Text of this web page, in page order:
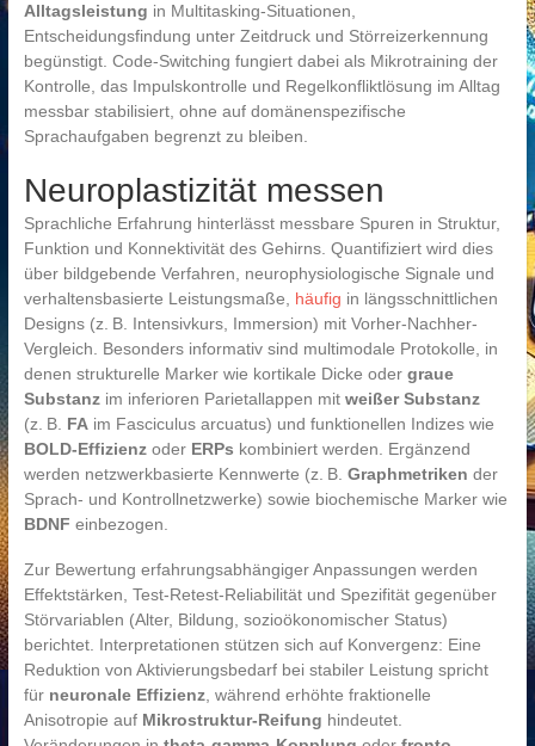
Alltagsleistung in Multitasking-Situationen,
Entscheidungsfindung unter Zeitdruck und Störreizerkennung
begünstigt. Code-Switching fungiert dabei als Mikrotraining der
Kontrolle, das Impulskontrolle und Regelkonfliktlösung im Alltag
messbar stabilisiert, ohne auf domänenspezifische
Sprachaufgaben begrenzt zu bleiben.
Neuroplastizität messen
Sprachliche Erfahrung hinterlässt messbare Spuren in Struktur,
Funktion und Konnektivität des Gehirns. Quantifiziert wird dies
über bildgebende Verfahren, neurophysiologische Signale und
verhaltensbasierte Leistungsmaße, häufig in längsschnittlichen
Designs (z. B. Intensivkurs, Immersion) mit Vorher-Nachher-
Vergleich. Besonders informativ sind multimodale Protokolle, in
denen strukturelle Marker wie kortikale Dicke oder graue
Substanzim inferioren Parietallappen mit weißer Substanz
(z. B. FAim Fasciculus arcuatus) und funktionellen Indizes wie
BOLD-Effizienzoder ERPs kombiniert werden. Ergänzend
werden netzwerkbasierte Kennwerte (z. B. Graphmetriken der
Sprach- und Kontrollnetzwerke) sowie biochemische Marker wie
BDNF einbezogen.
Zur Bewertung erfahrungsabhängiger Anpassungen werden
Effektstärken, Test-Retest-Reliabilität und Spezifität gegenüber
Störvariablen (Alter, Bildung, sozioökonomischer Status)
berichtet. Interpretationen stützen sich auf Konvergenz: Eine
Reduktion von Aktivierungsbedarf bei stabiler Leistung spricht
für neuronale Effizienz, während erhöhte fraktionelle
Anisotropie auf Mikrostruktur-Reifung hindeutet.